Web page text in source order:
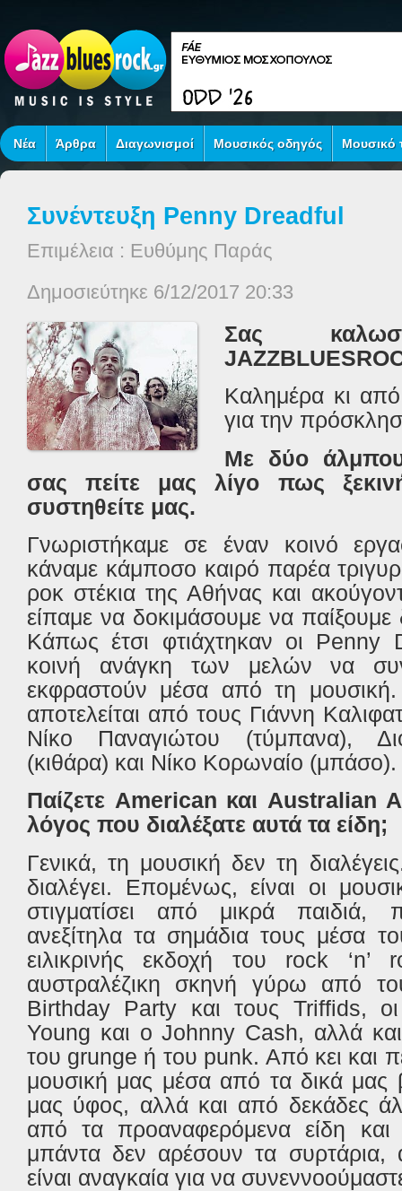
Νέα Άρθρα Διαγωνισμοί Μουσικός οδηγός Μουσικό
Συνέντευξη Penny Dreadful
Επιμέλεια : Ευθύμης Παράς
Δημοσιεύτηκε 6/12/2017 20:33
Σας
Καλημέρα κι
για την
Με δύο
σας πείτε μας λίγο πως
συστηθείτε μας.
Γνωριστήκαμε σε έναν κοινό
κάναμε κάμποσο καιρό παρέα
ροκ στέκια της Αθήνας και
είπαμε να δοκιμάσουμε να παίξουμε
Κάπως έτσι φτιάχτηκαν οι Penny
κοινή ανάγκη των μελών να
εκφραστούν μέσα από τη
αποτελείται από τους Γιάννη
Νίκο Παναγιώτου (τύμπανα),
(κιθάρα) και Νίκο Κορωναίο (μπάσο).
Παίζετε American και Australian
λόγος που διαλέξατε αυτά τα είδη;
Γενικά, τη μουσική δεν τη
διαλέγει. Επομένως, είναι οι
στιγματίσει από μικρά παιδιά,
ανεξίτηλα τα σημάδια τους μέσα
ειλικρινής εκδοχή του rock ‘n’
αυστραλέζικη σκηνή γύρω από
Birthday
Party και τους Triffids,
Young και οJohnny Cash, αλλά
του grunge ή του punk. Από κει και
μουσική μας μέσα από τα δικά μας
μας ύφος, αλλά και από δεκάδες
από τα προαναφερόμενα είδη
μπάντα δεν αρέσουν τα συρτάρια,
είναι αναγκαία για να